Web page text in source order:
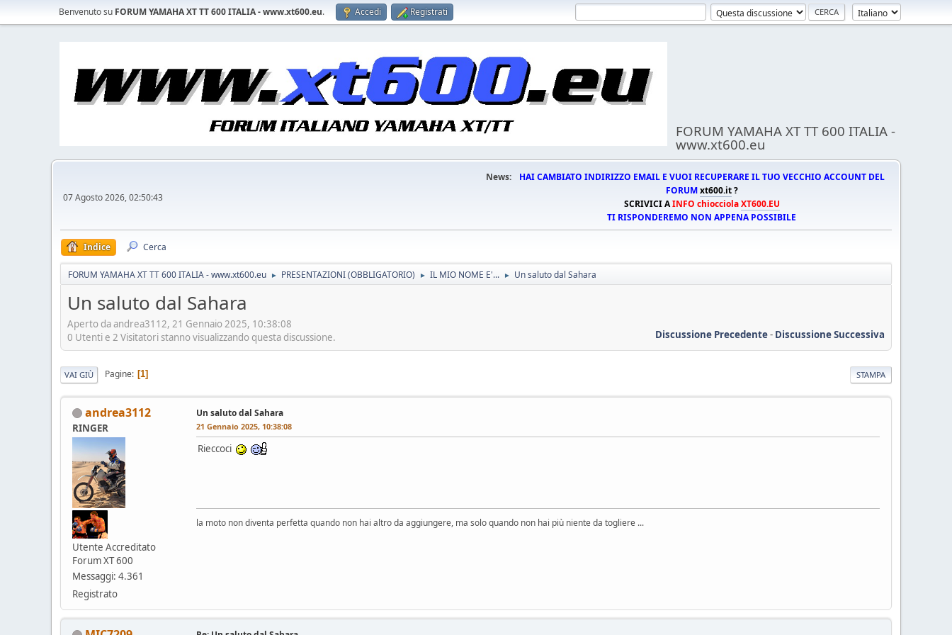
Benvenuto su FORUM YAMAHA XT TT 600 ITALIA - www.xt600.eu. Accedi Registrati
FORUM YAMAHA XT TT 600 ITALIA -
www.xt600.eu
07 Agosto 2026, 02:50:43
News:
HAI CAMBIATO INDIRIZZO EMAIL E VUOI RECUPERARE IL TUO VECCHIO ACCOUNT DEL
FORUMxt600.it?
SCRIVICI AINFO chiocciolaXT600.EU
TI RISPONDEREMO NON APPENA POSSIBILE
Indice Cerca
FORUM YAMAHA XT TT 600 ITALIA - www.xt600.eu ► PRESENTAZIONI (OBBLIGATORIO) ► IL MIO NOME E'... ► Un saluto dal Sahara
Un saluto dal Sahara
Aperto da andrea3112, 21 Gennaio 2025, 10:38:08
Discussione Precedente- Discussione Successiva
0 Utenti e 2 Visitatori stanno visualizzando questa discussione.
STAMPA
VAI GIÙ Pagine 1
andrea3112
RINGER
Utente Accreditato
Forum XT 600
Messaggi: 4.361
Registrato
Un saluto dal Sahara
21 Gennaio 2025, 10:38:08
Rieccoci
la moto non diventa perfetta quando non hai altro da aggiungere, ma solo quando non hai più niente da togliere ...